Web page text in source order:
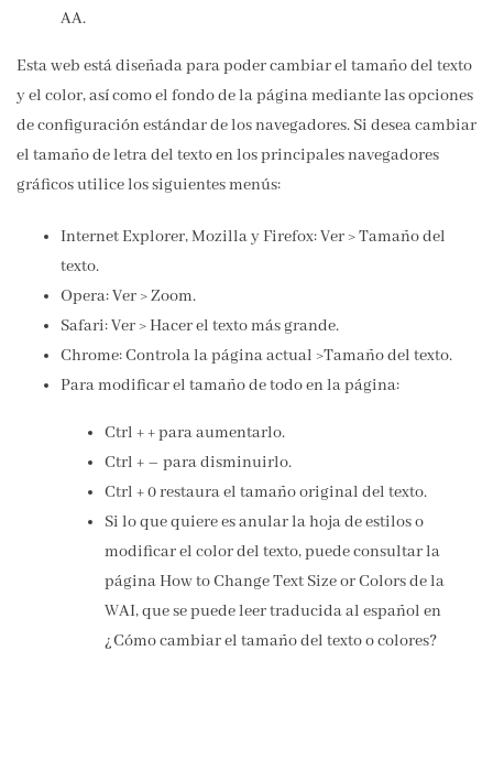
AA.
Esta web está diseñada para poder cambiar el tamaño del texto
y el color, así como el fondo de la página mediante las opciones
de configuración estándar de los navegadores. Si desea cambiar
el tamaño de letra del texto en los principales navegadores
gráficos utilice los siguientes menús:
Internet Explorer, Mozilla y Firefox: Ver > Tamaño del
texto.
Opera: Ver > Zoom.
Safari: Ver > Hacer el texto más grande.
Chrome: Controla la página actual >Tamaño del texto.
Para modificar el tamaño de todo en la página:
Ctrl + + para aumentarlo.
Ctrl + – para disminuirlo.
Ctrl + 0 restaura el tamaño original del texto.
Si lo que quiere es anular la hoja de estilos o
modificar el color del texto, puede consultar la
página How to Change Text Size or Colors de la
WAI, que se puede leer traducida al español en
¿Cómo cambiar el tamaño del texto o colores?